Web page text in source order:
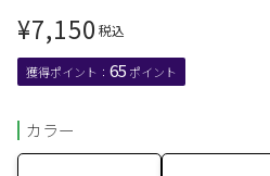
¥7,150 税込
65
カラー